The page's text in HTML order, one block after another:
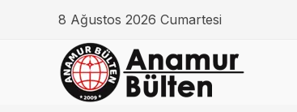
8 Ağustos 2026 Cumartesi